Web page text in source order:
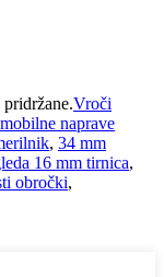
Vroči
naprave
, 34 mm
16 mm tirnica,
obročki,